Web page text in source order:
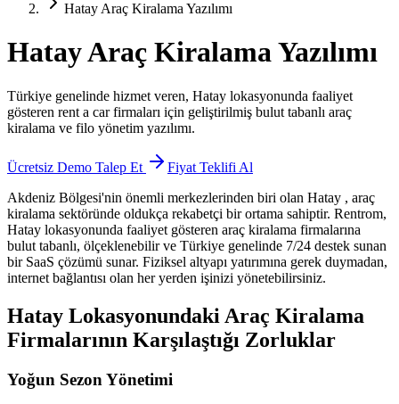
Hatay Araç Kiralama Yazılımı
HatayAraç Kiralama Yazılımı
Türkiye genelinde hizmet veren, Hatay lokasyonunda faaliyet
gösteren rent a car firmaları için geliştirilmiş bulut tabanlı araç
kiralama ve filo yönetim yazılımı.
Ücretsiz Demo Talep Et
Fiyat Teklifi Al
Akdeniz Bölgesi'nin önemli merkezlerinden biri olan Hatay , araç
kiralama sektöründe oldukça rekabetçi bir ortama sahiptir. Rentrom,
Hatay lokasyonunda faaliyet gösteren araç kiralama firmalarına
bulut tabanlı, ölçeklenebilir ve Türkiye genelinde 7/24 destek sunan
bir SaaS çözümü sunar. Fiziksel altyapı yatırımına gerek duymadan,
internet bağlantısı olan her yerden işinizi yönetebilirsiniz.
Hatay Lokasyonundaki Araç Kiralama
Firmalarının Karşılaştığı Zorluklar
Yoğun Sezon Yönetimi